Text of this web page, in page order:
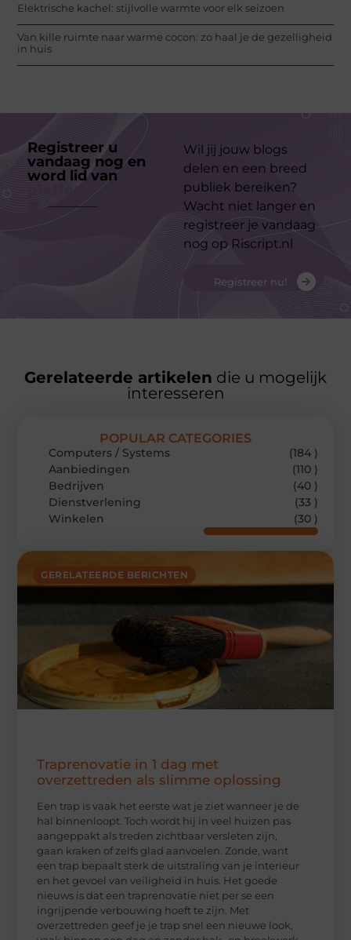
Elektrische kachel: stijlvolle warmte voor elk seizoen
Van kille ruimte naar warme cocon: zo haal je de gezelligheid
in huis
Registreer u
vandaag nog en
word lid van
Wil jij jouw blogs
delen en een breed
publiek bereiken?
Wacht niet langer en
registreer je vandaag
nog op Riscript.nl
Registreer nu!
Gerelateerde artikelen die u mogelijk
interesseren
GERELATEERDE BERICHTEN
Traprenovatie in 1 dag met
overzettreden als slimme oplossing
Een trap is vaak het eerste wat je ziet wanneer je de
hal binnenloopt. Toch wordt hij in veel huizen pas
aangeppakt als treden zichtbaar versleten zijn,
gaan kraken of zelfs glad aanvoelen. Zonde, want
een trap bepaalt sterk de uitstraling van je interieur
en het gevoel van veiligheid in huis. Het goede
nieuws is dat een traprenovatie niet per se een
ingrijpende verbouwing hoeft te zijn. Met
overzettreden geef je je trap snel een nieuwe look,
POPULAR CATEGORIES
Computers / Systems
(184 )
Aanbiedingen
(110 )
Bedrijven
(40 )
Dienstverlening
(33 )
Winkelen
(30 )